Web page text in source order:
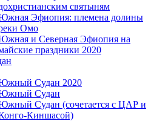
святыням
Эфиопия: племена долины
Омо
и Северная Эфиопия на
праздники 2020
Cудан 2020
Cудан
Судан (сочетается с ЦАР и
Киншасой)